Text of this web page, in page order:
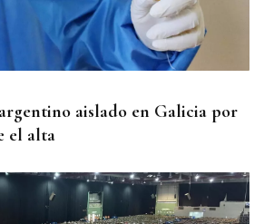
aislado en Galicia por
el alta